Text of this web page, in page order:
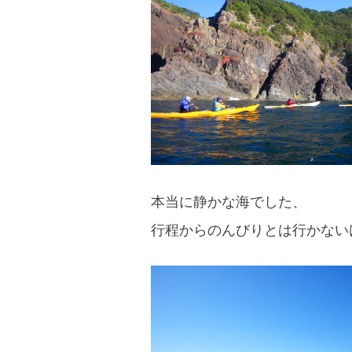
本当に静かな海でした、
行程からのんびりとは行かな